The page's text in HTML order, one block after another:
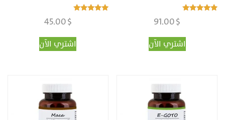
91.00$
اشتري الآن
45.00$
اشتري الآن